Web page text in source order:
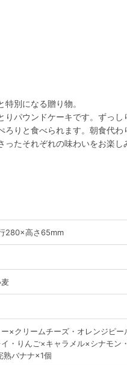
別になる贈り物。
りパウンドケーキです。ずっし
りと食べられます。朝食代わ
たそれぞれの味わいをお楽し
280×高さ65mm
×クリームチーズ・オレンジピ
・りんご×キャラメル×シナモン
熟バナナ×1個